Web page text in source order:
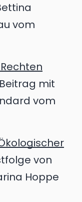
vom
mit
vom
von
Hoppe